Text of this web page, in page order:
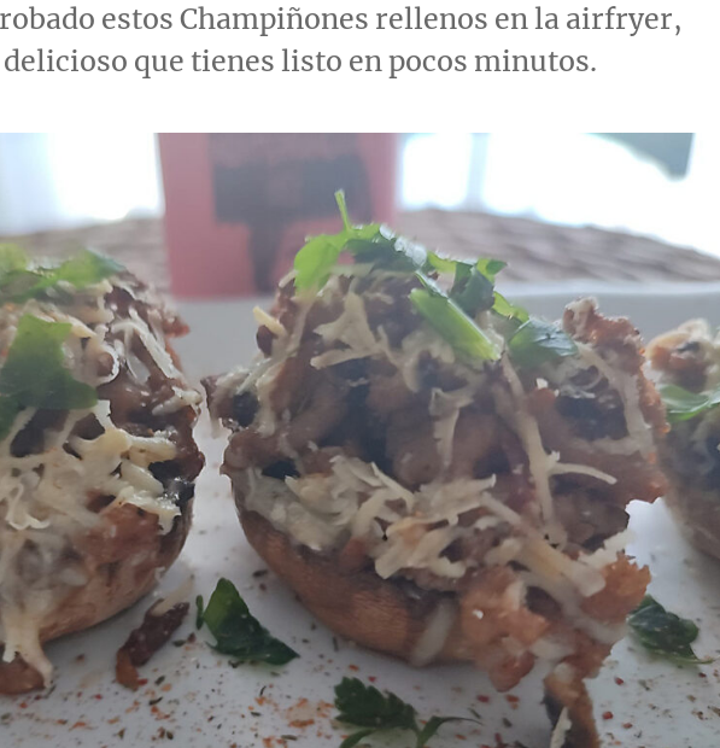
estos Champiñones rellenos en la airfryer,
que tienes listo en pocos minutos.